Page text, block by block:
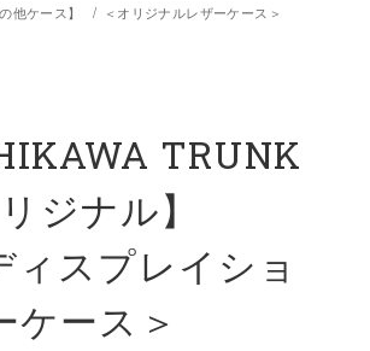
他ケース】 / ＜オリジナルレザーケース＞
TRUNK
ジナル】
ィスプレイショ
ケース＞